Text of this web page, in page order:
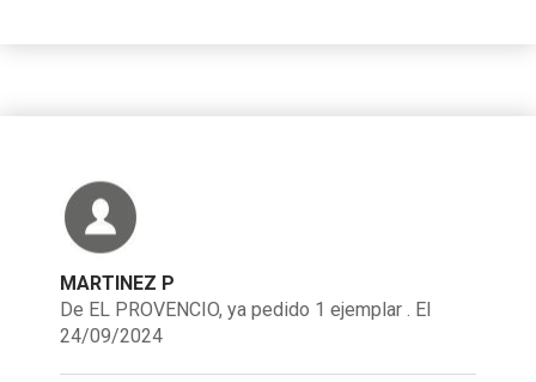
MARTINEZ P
De EL PROVENCIO, ya pedido 1 ejemplar . El
24/09/2024